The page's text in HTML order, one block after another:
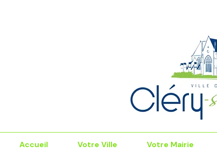
Accueil Votre Ville Votre Mairie